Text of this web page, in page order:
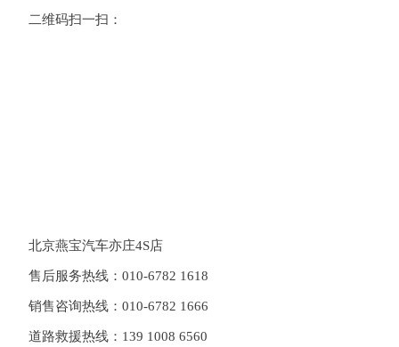
二维码扫一扫：
北京燕宝汽车亦庄4S店
售后服务热线： 010-6782 1618
销售咨询热线： 010-6782 1666
道路救援热线： 139 1008 6560